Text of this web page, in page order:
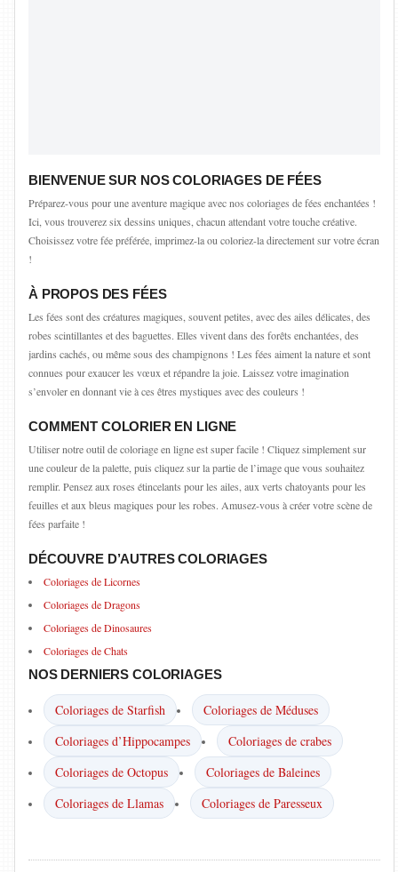
BIENVENUE SUR NOS COLORIAGES DE FÉES
Préparez-vous pour une aventure magique avec nos coloriages de fées enchantées !
Ici, vous trouverez six dessins uniques, chacun attendant votre touche créative.
Choisissez votre fée préférée, imprimez-la ou coloriez-la directement sur votre écran
!
À PROPOS DES FÉES
Les fées sont des créatures magiques, souvent petites, avec des ailes délicates, des
robes scintillantes et des baguettes. Elles vivent dans des forêts enchantées, des
jardins cachés, ou même sous des champignons ! Les fées aiment la nature et sont
connues pour exaucer les vœux et répandre la joie. Laissez votre imagination
s’envoler en donnant vie à ces êtres mystiques avec des couleurs !
COMMENT COLORIER EN LIGNE
Utiliser notre outil de coloriage en ligne est super facile ! Cliquez simplement sur
une couleur de la palette, puis cliquez sur la partie de l’image que vous souhaitez
remplir. Pensez aux roses étincelants pour les ailes, aux verts chatoyants pour les
feuilles et aux bleus magiques pour les robes. Amusez-vous à créer votre scène de
fées parfaite !
DÉCOUVRE D’AUTRES COLORIAGES
Coloriages de Licornes
Coloriages de Dragons
Coloriages de Dinosaures
Coloriages de Chats
NOS DERNIERS COLORIAGES
Coloriages de Starfish
Coloriages de Méduses
Coloriages d’Hippocampes
Coloriages de crabes
Coloriages de Octopus
Coloriages de Baleines
Coloriages de Llamas
Coloriages de Paresseux